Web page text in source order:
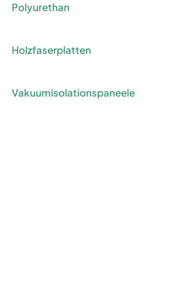
Polyurethan
Holzfaserplatten
Vakuumisolationspaneele